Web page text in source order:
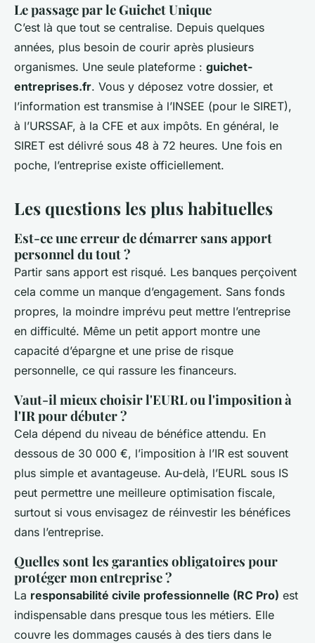
Le passage par le Guichet Unique
C’est là que tout se centralise. Depuis quelques
années, plus besoin de courir après plusieurs
organismes. Une seule plateforme : guichet-
entreprises.fr. Vous y déposez votre dossier, et
l’information est transmise à l’INSEE (pour le SIRET),
à l’URSSAF, à la CFE et aux impôts. En général, le
SIRET est délivré sous 48 à 72 heures. Une fois en
poche, l’entreprise existe officiellement.
Les questions les plus habituelles
Est-ce une erreur de démarrer sans apport
personnel du tout ?
Partir sans apport est risqué. Les banques perçoivent
cela comme un manque d’engagement. Sans fonds
propres, la moindre imprévu peut mettre l’entreprise
en difficulté. Même un petit apport montre une
capacité d’épargne et une prise de risque
personnelle, ce qui rassure les financeurs.
Vaut-il mieux choisir l'EURL ou l'imposition à
l'IR pour débuter ?
Cela dépend du niveau de bénéfice attendu. En
dessous de 30 000 €, l’imposition à l’IR est souvent
plus simple et avantageuse. Au-delà, l’EURL sous IS
peut permettre une meilleure optimisation fiscale,
surtout si vous envisagez de réinvestir les bénéfices
dans l’entreprise.
Quelles sont les garanties obligatoires pour
protéger mon entreprise ?
La responsabilité civile professionnelle (RC Pro) est
indispensable dans presque tous les métiers. Elle
couvre les dommages causés à des tiers dans le